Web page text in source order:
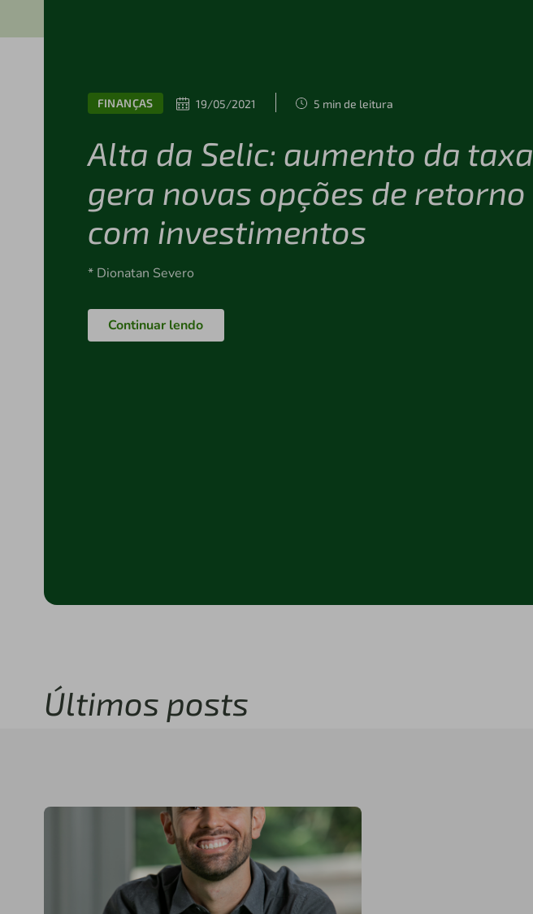
FINANÇAS 19/05/2021 5 min de leitura
Alta da Selic: aumento da taxa
gera novas opções de retorno
com investimentos
* Dionatan Severo
Continuar lendo
Últimos posts